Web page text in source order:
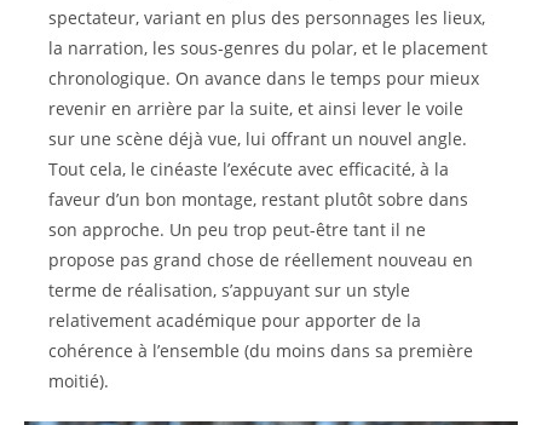
spectateur, variant en plus des personnages les lieux,
la narration, les sous-genres du polar, et le placement
chronologique. On avance dans le temps pour mieux
revenir en arrière par la suite, et ainsi lever le voile
sur une scène déjà vue, lui offrant un nouvel angle.
Tout cela, le cinéaste l’exécute avec efficacité, à la
faveur d’un bon montage, restant plutôt sobre dans
son approche. Un peu trop peut-être tant il ne
propose pas grand chose de réellement nouveau en
terme de réalisation, s’appuyant sur un style
relativement académique pour apporter de la
cohérence à l’ensemble (du moins dans sa première
moitié).